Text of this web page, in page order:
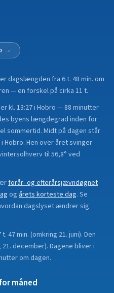
→
dagslængden fra 6 t. 48 min. om
— en forskel på cirka 11 t.
kl. 13:27 i Hobro — 88 minutter
byens længdegrad inden for
sommertid. Midt på dagen står
Hobro. Hen over året svinger
til 56,8° ved
forår- og efterårsjævndøgnet
og årets korteste dag. Se
dagslyset ændrer sig
t. 47 min. (omkring 21. juni). Den
21. december). Dagene bliver i
terom dagen.
måned